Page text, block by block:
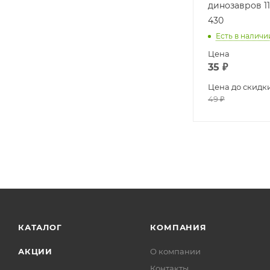
динозавров
430
Есть в
Цена
35 ₽
Цена до
49₽
КАТАЛОГ
АКЦИИ
КОМПАНИЯ
О компании